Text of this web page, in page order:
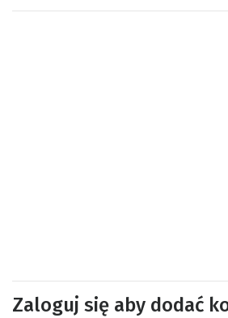
Zaloguj się aby dodać